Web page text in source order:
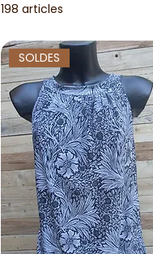
198 articles
SOLDES